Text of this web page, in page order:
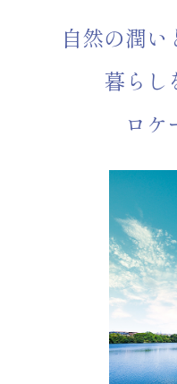
自然の潤い
暮らし
ロケ